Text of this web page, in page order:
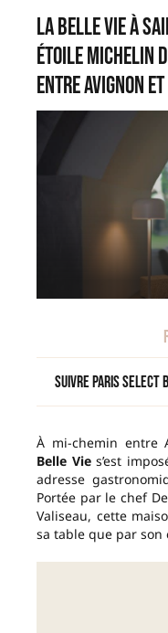
La Belle Vie à
étoile Michelin
entre Avignon
Suivre Paris Select
À mi-chemin entre
Belle Vies’est
adresse
Portée par le chef
Valiseau, cette
sa table que par